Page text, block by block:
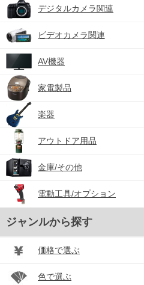
デジタルカメラ関連
ビデオカメラ関連
AV機器
家電製品
楽器
アウトドア用品
金庫/その他
電動工具/オプション
ジャンルから探す
価格で選ぶ
色で選ぶ